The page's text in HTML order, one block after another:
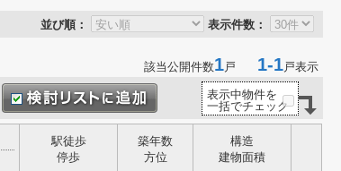
並び順： 表示件数：
該当公開件数1戸 1-1戸表示
表示中物件を
一括でチェック
駅徒歩
停歩
築年数
方位
構造
建物面積